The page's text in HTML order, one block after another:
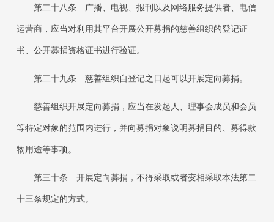
第二十八条 广播、电视、报刊以及网络服务提供者、电信
运营商，应当对利用其平台开展公开募捐的慈善组织的登记证
书、公开募捐资格证书进行验证。
第二十九条 慈善组织自登记之日起可以开展定向募捐。
慈善组织开展定向募捐，应当在发起人、理事会成员和会员
等特定对象的范围内进行，并向募捐对象说明募捐目的、募得款
物用途等事项。
第三十条 开展定向募捐，不得采取或者变相采取本法第二
十三条规定的方式。